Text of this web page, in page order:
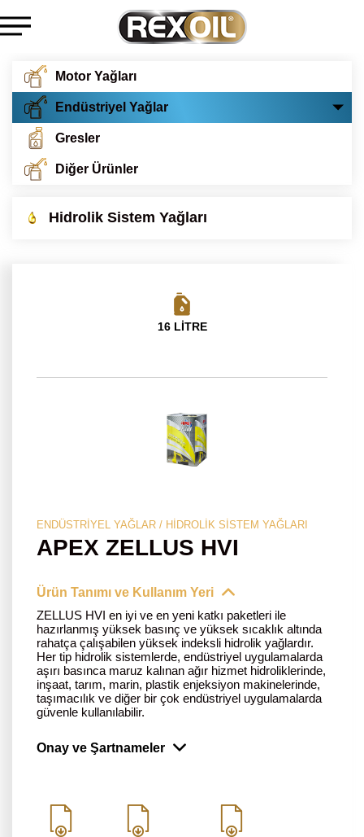
Motor Yağları
Endüstriyel Yağlar
Gresler
Diğer Ürünler
Hidrolik Sistem Yağları
ENDÜSTRIYEL YAĞLAR / HIDROLIK SISTEM YAĞLARI
APEX ZELLUS HVI
Ürün Tanımı ve Kullanım Yeri
ZELLUS HVI en iyi ve en yeni katkı paketleri ile
hazırlanmış yüksek basınç ve yüksek sıcaklık altında
rahatça çalışabilen yüksek indeksli hidrolik yağlardır.
Her tip hidrolik sistemlerde, endüstriyel uygulamalarda
aşırı basınca maruz kalınan ağır hizmet hidroliklerinde,
inşaat, tarım, marin, plastik enjeksiyon makinelerinde,
taşımacılık ve diğer bir çok endüstriyel uygulamalarda
güvenle kullanılabilir.
Onay ve Şartnameler
16 LİTRE